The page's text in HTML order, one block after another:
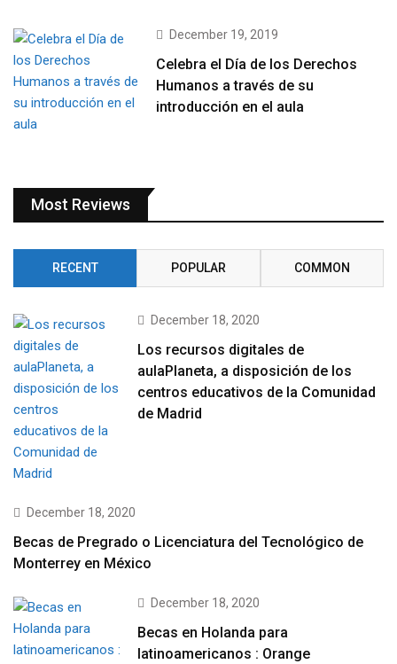
December 19, 2019
Celebra el Día de los Derechos
Humanos a través de su
introducción en el aula
Most Reviews
RECENT POPULAR COMMON
December 18, 2020
Los recursos digitales de
aulaPlaneta, a disposición de los
centros educativos de la Comunidad
de Madrid
December 18, 2020
Becas de Pregrado o Licenciatura del Tecnológico de
Monterrey en México
December 18, 2020
Becas en Holanda para
latinoamericanos : Orange